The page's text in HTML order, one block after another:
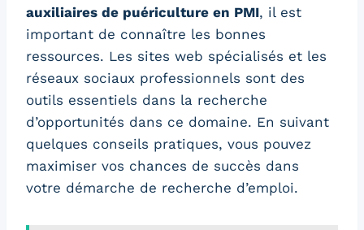
auxiliaires de puériculture en PMI, il est
important de connaître les bonnes
ressources. Les sites web spécialisés et les
réseaux sociaux professionnels sont des
outils essentiels dans la recherche
d’opportunités dans ce domaine. En suivant
quelques conseils pratiques, vous pouvez
maximiser vos chances de succès dans
votre démarche de recherche d’emploi.